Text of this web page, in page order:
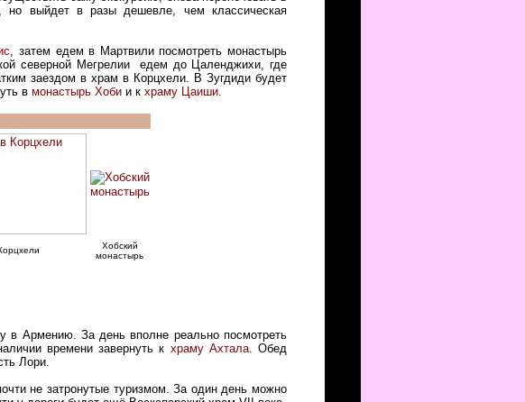
выйдет в разы дешевле, чем классическая
, затем едем в Мартвили посмотреть монастырь
северной Мегрелии едем до Цаленджихи, где
заездом в храм в Корцхели. В Зугдиди будет
в монастырь Хоби и к храму Цаиши.
Хобский
монастырь
в Армению. За день вполне реально посмотреть
времени завернуть к храму Ахтала. Обед
Лори.
не затронутые туризмом. За один день можно